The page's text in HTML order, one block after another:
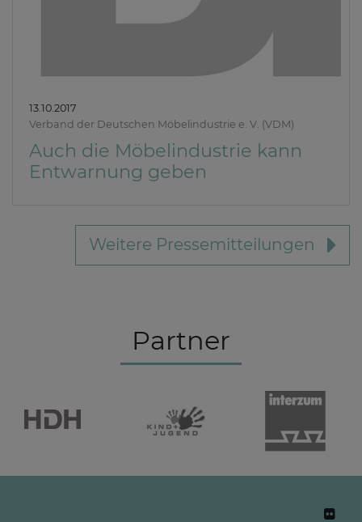
13.10.2017
Verband der Deutschen Möbelindustrie e. V. (VDM)
Auch die Möbelindustrie kann
Entwarnung geben
Weitere Pressemitteilungen
Partner